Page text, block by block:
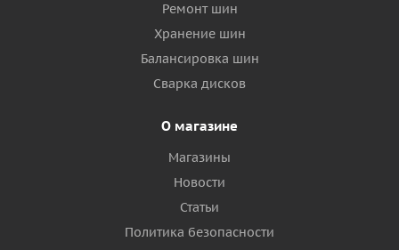
Ремонт шин
Хранение шин
Балансировка шин
Сварка дисков
О магазине
Магазины
Новости
Статьи
Политика безопасности